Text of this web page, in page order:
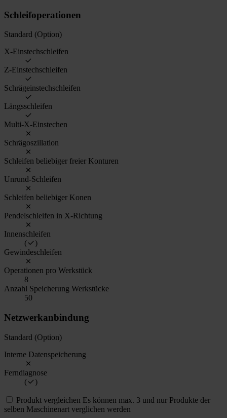
Schleifoperationen
Standard (Option)
X-Einstechschleifen
Z-Einstechschleifen
Schrägeinstechschleifen
Längsschleifen
Multi-X-Einstechen
Schrägoszillation
Schleifen beliebiger freier Konturen
Unrund-Schleifen
Schleifen beliebiger Konen
Pendelschleifen in X-Richtung
Innenschleifen
(
)
Gewindeschleifen
Operationen pro Werkstück
8
Anzahl Speicherung Werkstücke
50
Netzwerkanbindung
Standard (Option)
Interne Datenspeicherung
Ferndiagnose
(
)
Produkt vergleichen Es können max. 3 und nur Produkte der
selben Maschinenart verglichen werden